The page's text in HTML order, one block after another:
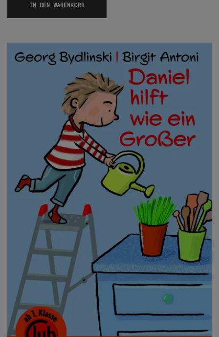
IN DEN WARENKORB